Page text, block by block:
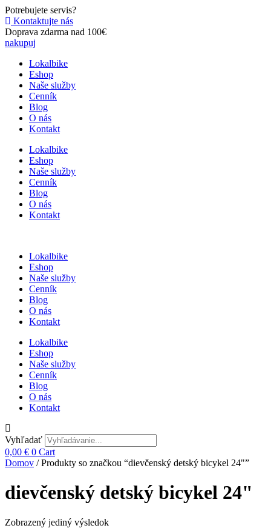
Preskočiť
na
obsah
Potrebujete servis?
Kontaktujte nás
Doprava zdarma nad 100€
nakupuj
Lokalbike
Eshop
Naše služby
Cenník
Blog
O nás
Kontakt
Lokalbike
Eshop
Naše služby
Cenník
Blog
O nás
Kontakt
Lokalbike
Eshop
Naše služby
Cenník
Blog
O nás
Kontakt
Lokalbike
Eshop
Naše služby
Cenník
Blog
O nás
Kontakt
Vyhľadať
0,00 € 0 Cart
Domov / Produkty so značkou “dievčenský detský bicykel 24"”
dievčenský detský bicykel 24"
Zobrazený jediný výsledok